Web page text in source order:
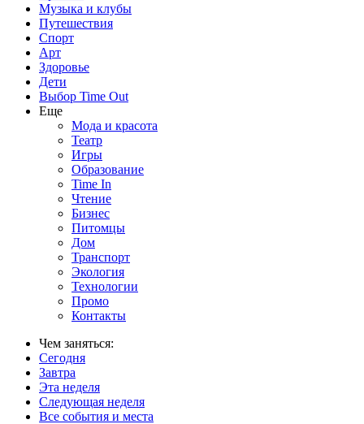
Музыка и клубы
Путешествия
Спорт
Арт
Здоровье
Дети
Выбор Time Out
Еще
Мода и красота
Театр
Игры
Образование
Time In
Чтение
Бизнес
Питомцы
Дом
Транспорт
Экология
Технологии
Промо
Контакты
Чем заняться:
Сегодня
Завтра
Эта неделя
Следующая неделя
Все события и места